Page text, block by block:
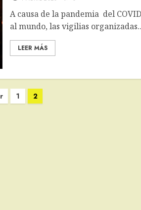
A causa de la pandemia del
al mundo, las vigilias
LEER MÁS
1 2